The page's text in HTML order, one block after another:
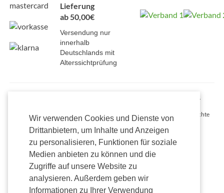
Wir verwenden Cookies und Dienste von
Drittanbietern, um Inhalte und Anzeigen
zu personalisieren, Funktionen für soziale
Medien anbieten zu können und die
Zugriffe auf unsere Website zu
analysieren. Außerdem geben wir
Informationen zu Ihrer Verwendung
Lieferung
ab 50,00€
Versendung nur
innerhalb
Deutschlands mit
Alterssichtprüfung
Alle Preise inkl. gesetzl. Mehrwertsteuer zzgl. Versandkosten und ggf.
Onlineshop Madvapes © 2026 AMV Holdings Germany GmbH. Alle Rechte
vorbehalten.